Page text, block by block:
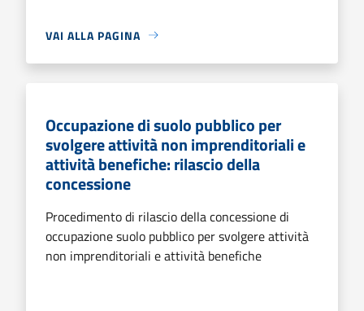
VAI ALLA PAGINA
Occupazione di suolo pubblico per
svolgere attività non imprenditoriali e
attività benefiche: rilascio della
concessione
Procedimento di rilascio della concessione di
occupazione suolo pubblico per svolgere attività
non imprenditoriali e attività benefiche